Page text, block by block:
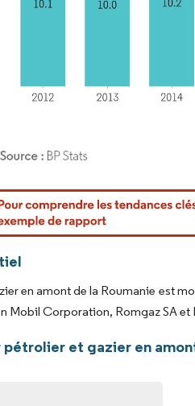
réutilisation nécessite une attribution sous CC
en amont de la Roumanie est
Mobil Corporation, Romgaz SA et
et gazier en